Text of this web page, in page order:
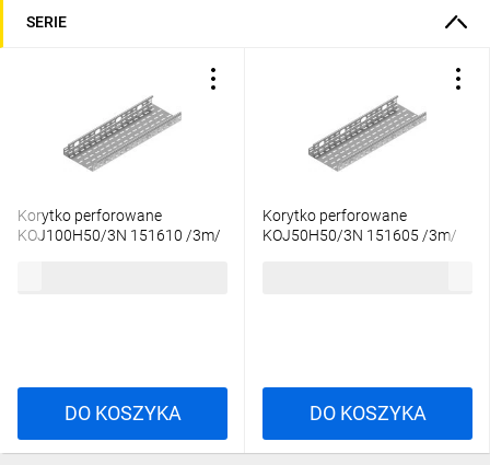
SERIE
Korytko perforowane
KOJ100H50/3N 151610 /3m/
DO KOSZYKA
Korytko perforowane
KOJ50H50/3N 151605 /3m/
DO KOSZYKA